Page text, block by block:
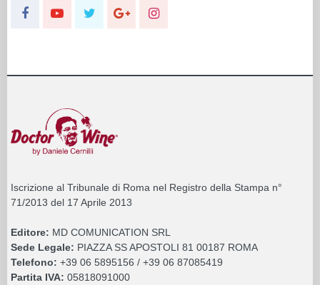
Iscrizione al Tribunale di Roma nel Registro della Stampa n°
71/2013 del 17 Aprile 2013
Editore: MD COMUNICATION SRL
Sede Legale: PIAZZA SS APOSTOLI 81 00187 ROMA
Telefono: +39 06 5895156 / +39 06 87085419
Partita IVA: 05818091000